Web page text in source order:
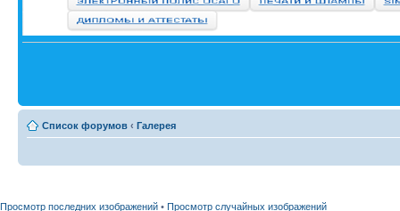
Список форумов ‹ Галерея
Просмотр последних изображений • Просмотр случайных изображений